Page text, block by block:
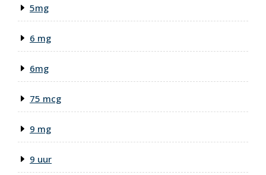
5mg
6 mg
6mg
75 mcg
9 mg
9 uur